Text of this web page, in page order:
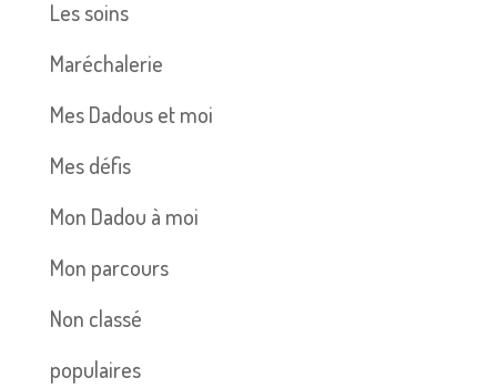
Les soins
Maréchalerie
Mes Dadous et moi
Mes défis
Mon Dadou à moi
Mon parcours
Non classé
populaires